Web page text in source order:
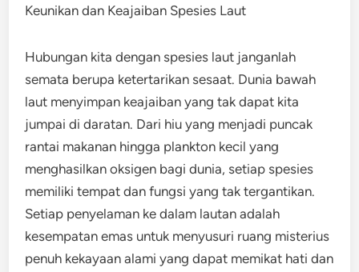
Keunikan dan Keajaiban Spesies Laut
Hubungan kita dengan spesies laut janganlah
semata berupa ketertarikan sesaat. Dunia bawah
laut menyimpan keajaiban yang tak dapat kita
jumpai di daratan. Dari hiu yang menjadi puncak
rantai makanan hingga plankton kecil yang
menghasilkan oksigen bagi dunia, setiap spesies
memiliki tempat dan fungsi yang tak tergantikan.
Setiap penyelaman ke dalam lautan adalah
kesempatan emas untuk menyusuri ruang misterius
penuh kekayaan alami yang dapat memikat hati dan